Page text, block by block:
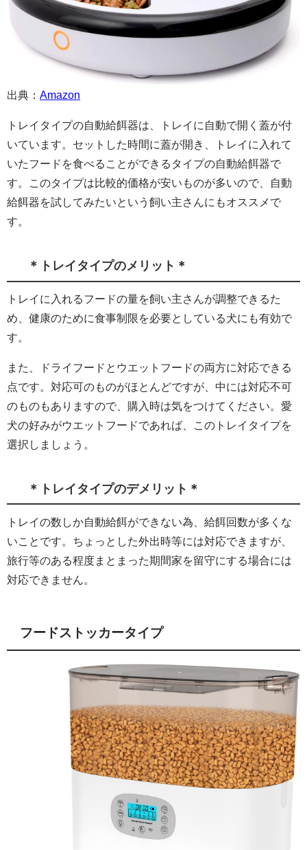
出典： Amazon
トレイタイプの自動給餌器は、トレイに自動で開く蓋が付
いています。セットした時間に蓋が開き、トレイに入れて
いたフードを食べることができるタイプの自動給餌器で
す。このタイプは比較的価格が安いものが多いので、自動
給餌器を試してみたいという飼い主さんにもオススメで
す。
＊トレイタイプのメリット＊
トレイに入れるフードの量を飼い主さんが調整できるた
め、健康のために食事制限を必要としている犬にも有効で
す。
また、ドライフードとウエットフードの両方に対応できる
点です。対応可のものがほとんどですが、中には対応不可
のものもありますので、購入時は気をつけてください。愛
犬の好みがウエットフードであれば、このトレイタイプを
選択しましょう。
＊トレイタイプのデメリット＊
トレイの数しか自動給餌ができない為、給餌回数が多くな
いことです。ちょっとした外出時等には対応できますが、
旅行等のある程度まとまった期間家を留守にする場合には
対応できません。
フードストッカータイプ